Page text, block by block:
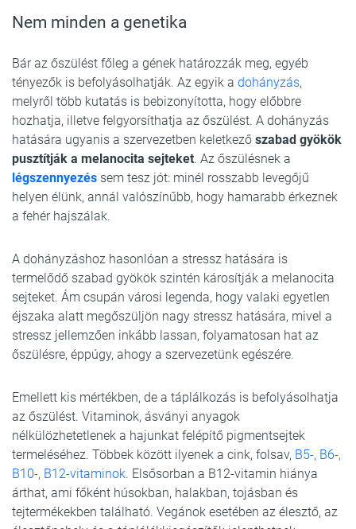
Nem minden a genetika
Bár az őszülést főleg a gének határozzák meg, egyéb
tényezők is befolyásolhatják. Az egyik a dohányzás,
melyről több kutatás is bebizonyította, hogy előbbre
hozhatja, illetve felgyorsíthatja az őszülést. A dohányzás
hatására ugyanis a szervezetben keletkező szabad gyökök
pusztítják a melanocita sejteket. Az őszülésnek a
légszennyezés sem tesz jót: minél rosszabb levegőjű
helyen élünk, annál valószínűbb, hogy hamarabb érkeznek
a fehér hajszálak.
A dohányzáshoz hasonlóan a stressz hatására is
termelődő szabad gyökök szintén károsítják a melanocita
sejteket. Ám csupán városi legenda, hogy valaki egyetlen
éjszaka alatt megőszüljön nagy stressz hatására, mivel a
stressz jellemzően inkább lassan, folyamatosan hat az
őszülésre, éppúgy, ahogy a szervezetünk egészére.
Emellett kis mértékben, de a táplálkozás is befolyásolhatja
az őszülést. Vitaminok, ásványi anyagok
nélkülözhetetlenek a hajunkat felépítő pigmentsejtek
termeléséhez. Többek között ilyenek a cink, folsav, B5-, B6-,
B10-, B12-vitaminok. Elsősorban a B12-vitamin hiánya
árthat, ami főként húsokban, halakban, tojásban és
tejtermékekben található. Vegánok esetében az élesztő, az